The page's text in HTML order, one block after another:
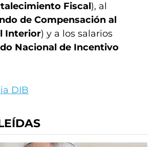
Fiscal), al
de Compensación al
Interior) y a los salarios
Nacional de Incentivo
DIB